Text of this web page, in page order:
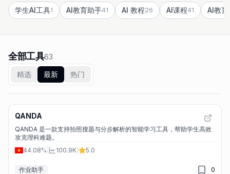
学生AI工具1 AI教育助手41 AI 教程26 AI课程41 AI教
全部工具63
精选
最新 热门
QANDA
QANDA 是一款支持拍照搜题与分步解析的智能学习工具，帮助学生高效
攻克理科难题。
44.08%
100.9K 5.0
作业助手 0